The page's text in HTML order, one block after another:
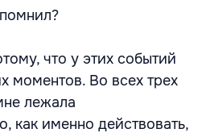
что у этих событий
моментов. Во всех трех
лежала
как именно действовать,